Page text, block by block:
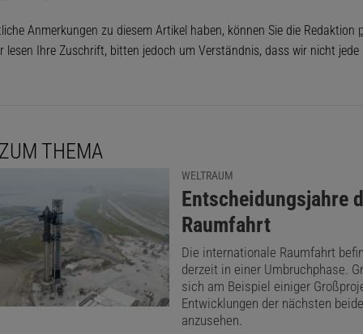
mithilfe von biologischen Prozessen saubere Luft,
Menschen im All bereitstellen.
Wasser reinigen und aufbereiten, indem sie Schadstoffe
Nicht zuletzt sorgen Pflanzen für frische Nahrung und –
dem Jahr 2015 sieht – für gute Laune an Bord.
Anmerkungen zu diesem Artikel haben, können Sie die Redaktion
lesen Ihre Zuschrift, bitten jedoch um Verständnis, dass wir nicht
THEMA
WELTRAUM
:
Entscheidungsjahre
Raumfahrt
Die internationale Raumfahrt
derzeit in einer Umbruchphase.
sich am Beispiel einiger
Entwicklungen der nächsten
anzusehen.